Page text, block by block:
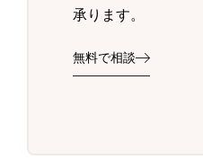
承ります。
無料で相談